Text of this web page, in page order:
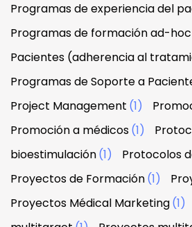
Programas de experiencia del
Programas de formación ad-hoc
Pacientes (adherencia al
Programas de Soporte a
Project Management (1)
Promoción a médicos(1)
bioestimulación(1) Protocolos
Proyectos de Formación(1)
Proyectos Médical Marketing(1)